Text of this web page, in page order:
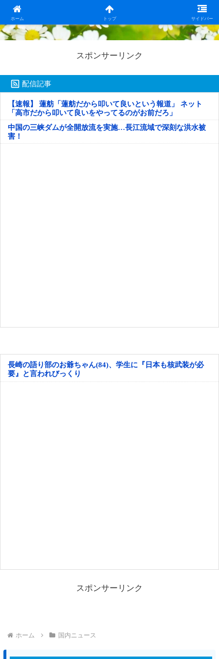
ホーム トップ サイドバー
日本第一！ニュース録
スポンサーリンク
配信記事
【速報】 蓮舫「蓮舫だから叩いて良いという報道」 ネット
「高市だから叩いて良いをやってるのがお前だろ」
中国の三峡ダムが全開放流を実施…長江流域で深刻な洪水被
害！
長崎の語り部のお爺ちゃん(84)、学生に『日本も核武装が必
要』と言われびっくり
スポンサーリンク
ホーム 国内ニュース